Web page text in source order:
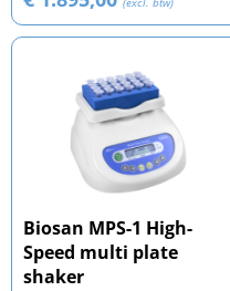
Biosan MPS-1 High-
Speed multi plate
shaker